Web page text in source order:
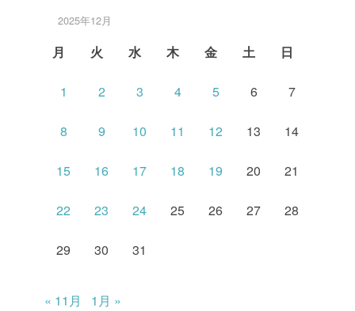
2025年12月
月 火 水 木 金 土 日
1 2 3 4 5 6 7
8 9 10 11 12 13 14
15 16 17 18 19 20 21
22 23 24 25 26 27 28
29 30 31
« 11月 1月 »